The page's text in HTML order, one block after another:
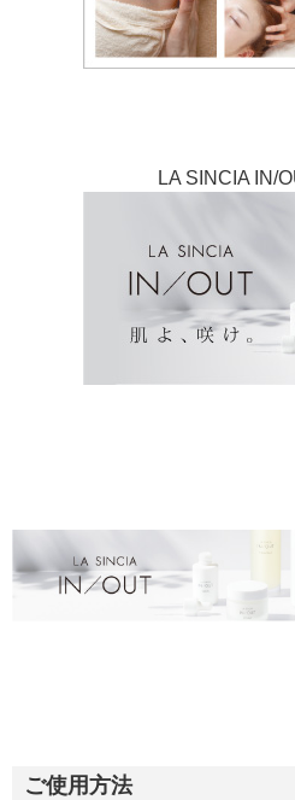
LA SINCIA IN/
ご使用方法